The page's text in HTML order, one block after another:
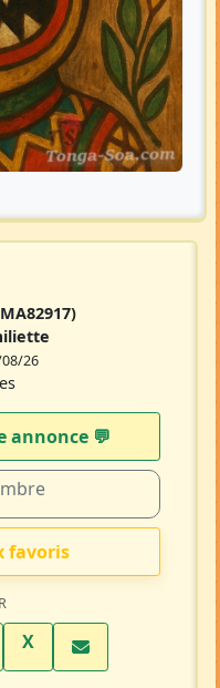
26
annonce 💬​
favoris
XTwitter X